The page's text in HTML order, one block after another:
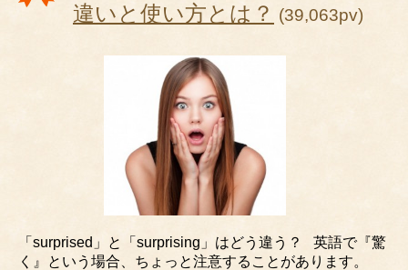
違いと使い方とは？ (39,063pv)
「surprised」と「surprising」はどう違う？ 英語で『驚
く』という場合、ちょっと注意することがあります。